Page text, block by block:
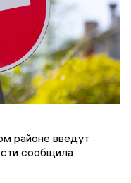
районе введут
сообщила